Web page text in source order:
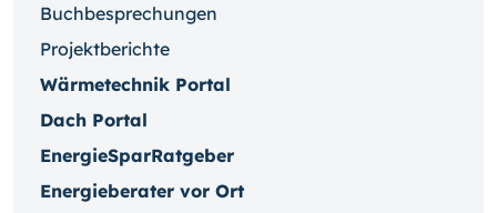
Buchbesprechungen
Projektberichte
Wärmetechnik Portal
Dach Portal
EnergieSparRatgeber
Energieberater vor Ort